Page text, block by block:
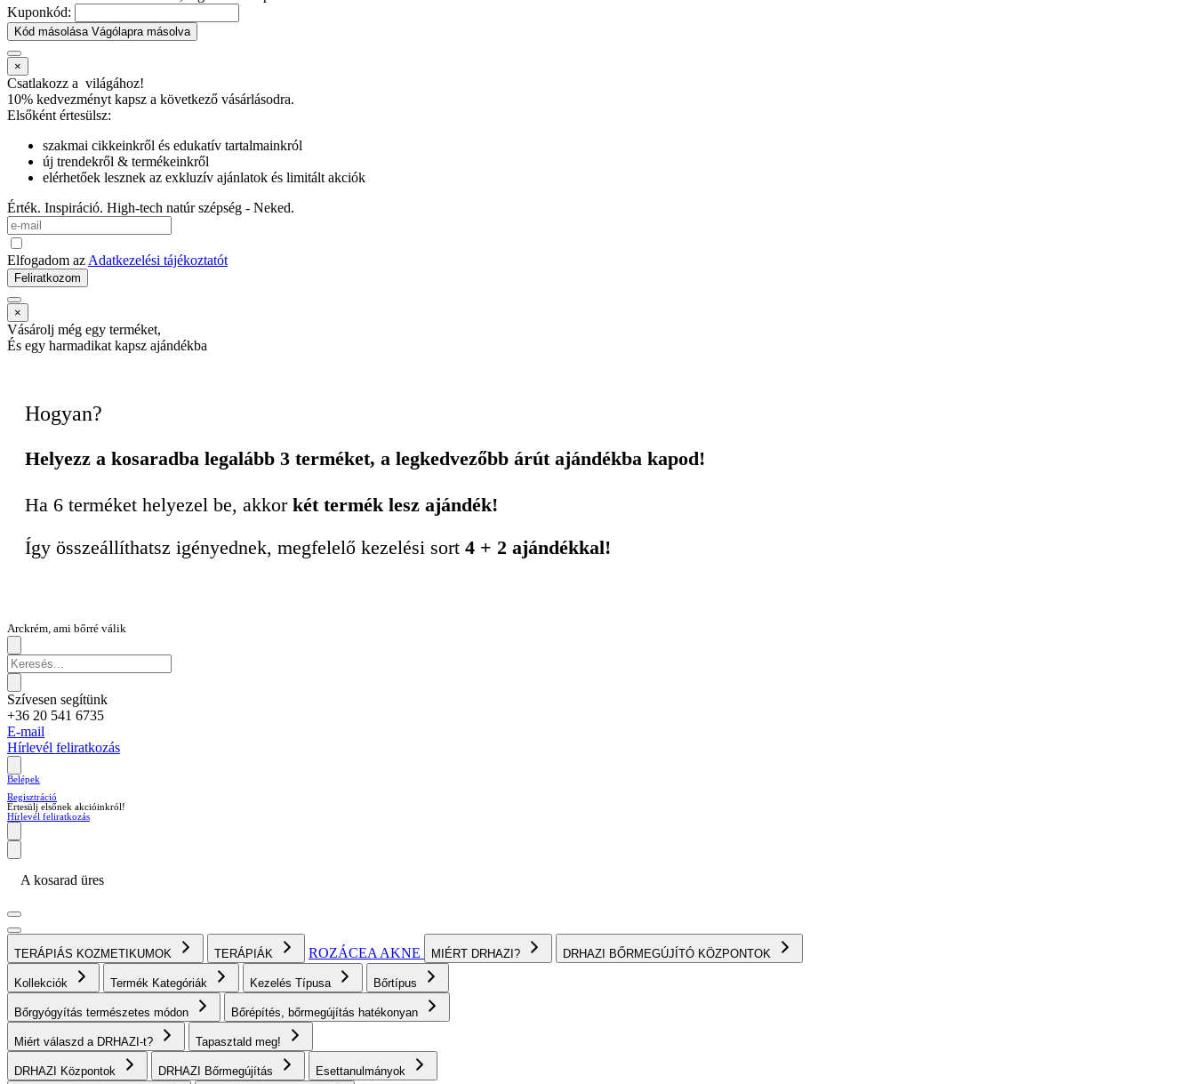
Kuponkód:
Kód másolása Vágólapra másolva
×
Csatlakozz a világához!
10% kedvezményt kapsz a következő vásárlásodra.
Elsőként értesülsz:
szakmai cikkeinkről és edukatív tartalmainkról
új trendekről & termékeinkről
elérhetőek lesznek az exkluzív ajánlatok és limitált akciók
Érték. Inspiráció. High-tech natúr szépség - Neked.
Elfogadom az Adatkezelési tájékoztatót
Feliratkozom
×
Vásárolj még egy terméket,
És egy harmadikat kapsz ajándékba
Hogyan?
Helyezz a kosaradba legalább 3 terméket, a legkedvezőbb árút ajándékba kapod!
Ha 6 terméket helyezel be, akkor két termék lesz ajándék!
Így összeállíthatsz igényednek, megfelelő kezelési sort 4 + 2 ajándékkal!
Arckrém, ami bőrré válik
Szívesen segítünk
+36 20 541 6735
E-mail
Hírlevél feliratkozás
Belépek
Regisztráció
Értesülj elsőnek akcióinkról!
Hírlevél feliratkozás
A kosarad üres
TERÁPIÁS KOZMETIKUMOK TERÁPIÁK ROZÁCEA AKNE MIÉRT DRHAZI? DRHAZI BŐRMEGÚJÍTÓ KÖZPONTOK
Kollekciók Termék Kategóriák Kezelés Típusa Bőrtípus
Bőrgyógyítás természetes módon Bőrépítés, bőrmegújítás hatékonyan
Miért válaszd a DRHAZI-t? Tapasztald meg!
DRHAZI Központok DRHAZI Bőrmegújítás Esettanulmányok